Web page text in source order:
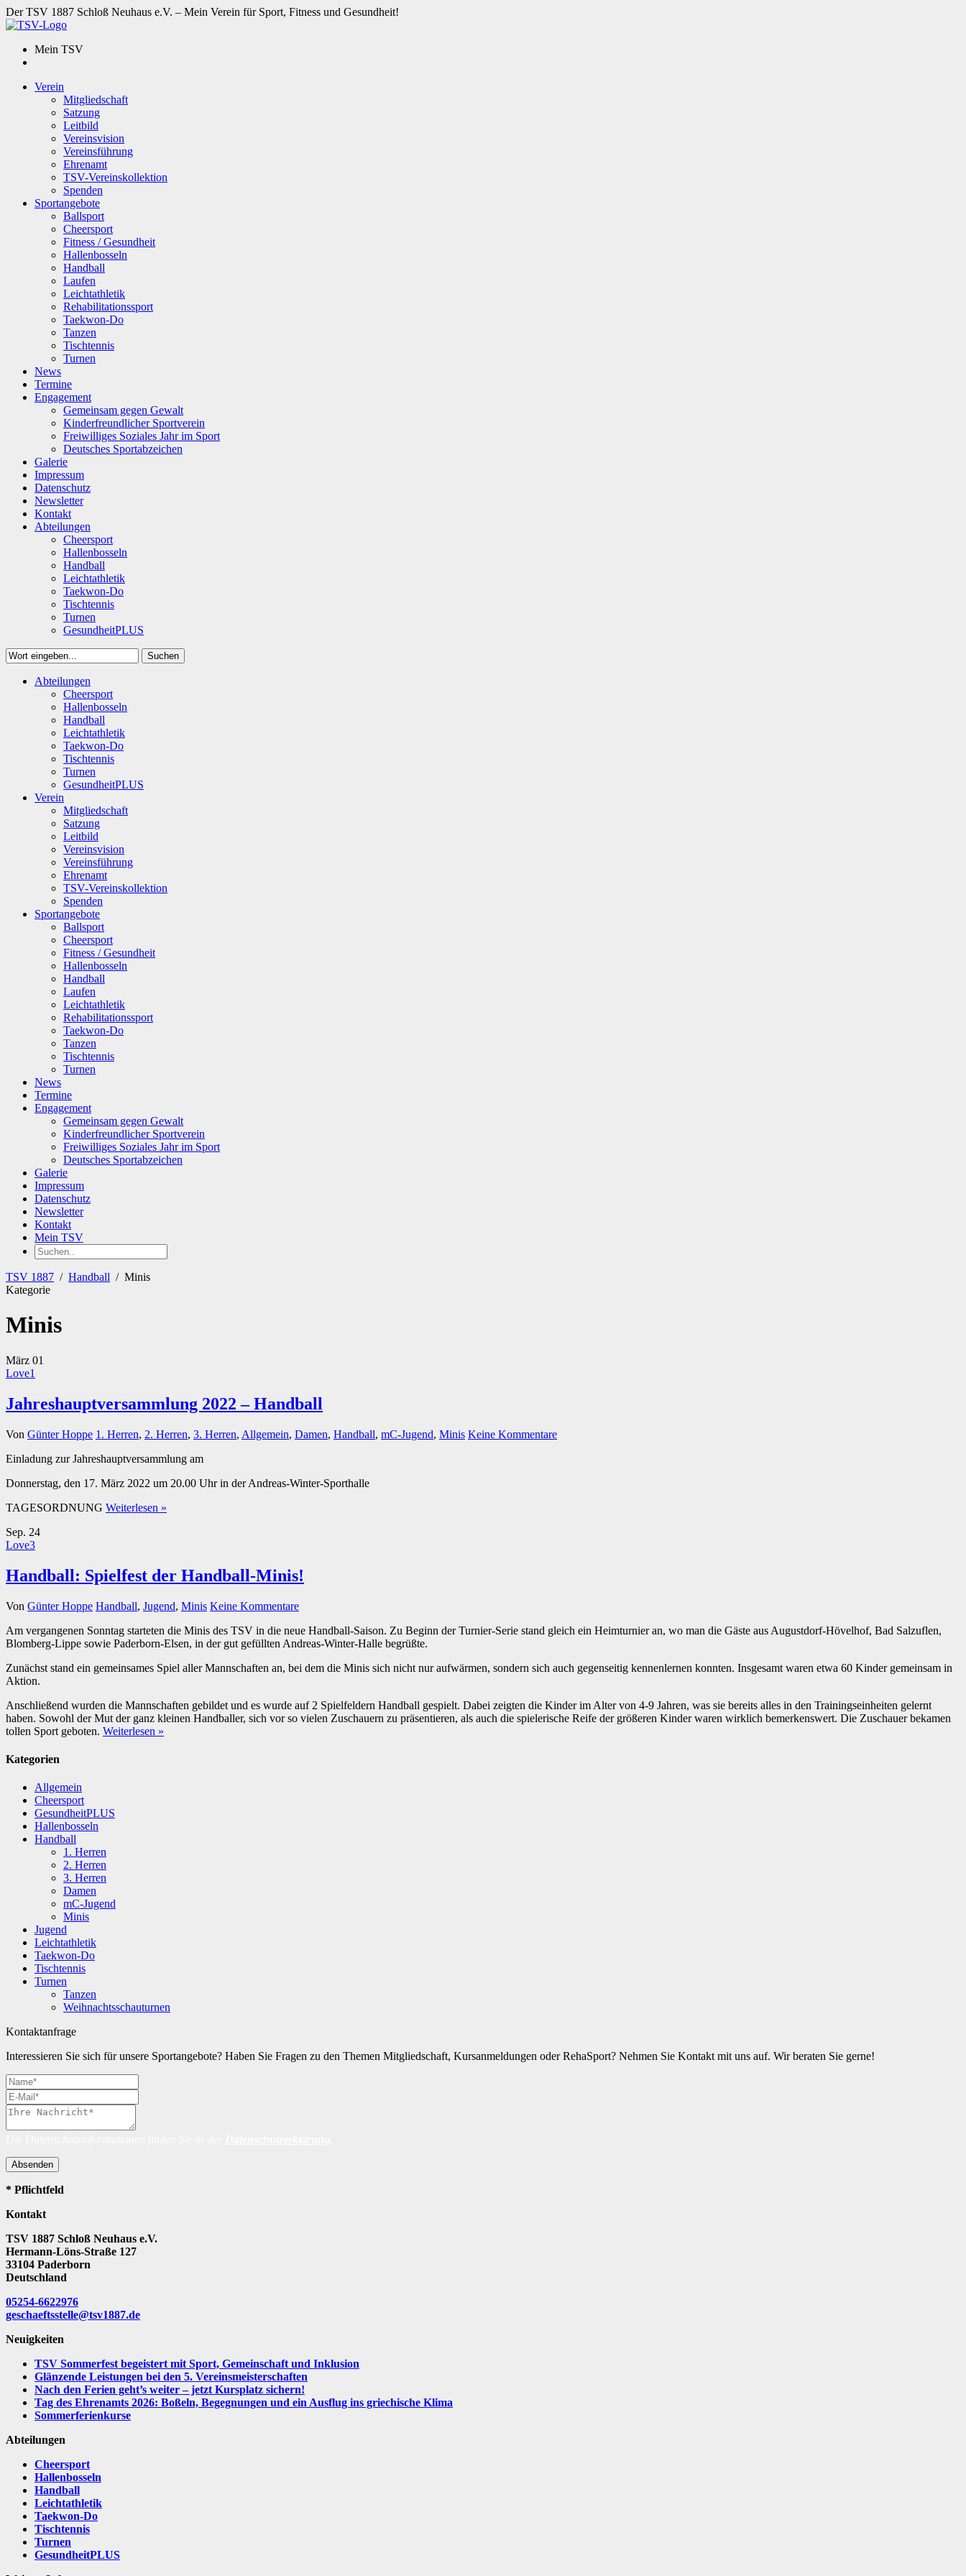
Der TSV 1887 Schloß Neuhaus e.V. – Mein Verein für Sport, Fitness und Gesundheit!
Mein TSV
Verein
Mitgliedschaft
Satzung
Leitbild
Vereinsvision
Vereinsführung
Ehrenamt
TSV-Vereinskollektion
Spenden
Sportangebote
Ballsport
Cheersport
Fitness / Gesundheit
Hallenbosseln
Handball
Laufen
Leichtathletik
Rehabilitationssport
Taekwon-Do
Tanzen
Tischtennis
Turnen
News
Termine
Engagement
Gemeinsam gegen Gewalt
Kinderfreundlicher Sportverein
Freiwilliges Soziales Jahr im Sport
Deutsches Sportabzeichen
Galerie
Impressum
Datenschutz
Newsletter
Kontakt
Abteilungen
Cheersport
Hallenbosseln
Handball
Leichtathletik
Taekwon-Do
Tischtennis
Turnen
GesundheitPLUS
Suchen
SuchenAbteilungen
Cheersport
Hallenbosseln
Handball
Leichtathletik
Taekwon-Do
Tischtennis
Turnen
GesundheitPLUS
Verein
Mitgliedschaft
Satzung
Leitbild
Vereinsvision
Vereinsführung
Ehrenamt
TSV-Vereinskollektion
Spenden
Sportangebote
Ballsport
Cheersport
Fitness / Gesundheit
Hallenbosseln
Handball
Laufen
Leichtathletik
Rehabilitationssport
Taekwon-Do
Tanzen
Tischtennis
Turnen
News
Termine
Engagement
Gemeinsam gegen Gewalt
Kinderfreundlicher Sportverein
Freiwilliges Soziales Jahr im Sport
Deutsches Sportabzeichen
Galerie
Impressum
Datenschutz
Newsletter
Kontakt
Mein TSV
TSV 1887 / Handball / Minis
Kategorie
Minis
März 01
Love1
Jahreshauptversammlung 2022 – Handball
Von Günter Hoppe 1. Herren, 2. Herren, 3. Herren, Allgemein, Damen, Handball, mC-Jugend, Minis Keine Kommentare
Einladung zur Jahreshauptversammlung am
Donnerstag, den 17. März 2022 um 20.00 Uhr in der Andreas-Winter-Sporthalle
TAGESORDNUNG Weiterlesen »
Sep. 24
Love3
Handball: Spielfest der Handball-Minis!
Von Günter Hoppe Handball, Jugend, Minis Keine Kommentare
Am vergangenen Sonntag starteten die Minis des TSV in die neue Handball-Saison. Zu Beginn der Turnier-Serie stand gleich ein Heimturnier an, wo man die Gäste aus Augustdorf-Hövelhof, Bad Salzuflen,
Blomberg-Lippe sowie Paderborn-Elsen, in der gut gefüllten Andreas-Winter-Halle begrüßte.
Zunächst stand ein gemeinsames Spiel aller Mannschaften an, bei dem die Minis sich nicht nur aufwärmen, sondern sich auch gegenseitig kennenlernen konnten. Insgesamt waren etwa 60 Kinder gemeinsam in
Aktion.
Anschließend wurden die Mannschaften gebildet und es wurde auf 2 Spielfeldern Handball gespielt. Dabei zeigten die Kinder im Alter von 4-9 Jahren, was sie bereits alles in den Trainingseinheiten gelernt
haben. Sowohl der Mut der ganz kleinen Handballer, sich vor so vielen Zuschauern zu präsentieren, als auch die spielerische Reife der größeren Kinder waren wirklich bemerkenswert. Die Zuschauer bekamen
tollen Sport geboten. Weiterlesen »
Kategorien
Allgemein
Cheersport
GesundheitPLUS
Hallenbosseln
Handball
1. Herren
2. Herren
3. Herren
Damen
mC-Jugend
Minis
Jugend
Leichtathletik
Taekwon-Do
Tischtennis
Turnen
Tanzen
Weihnachtsschauturnen
Kontaktanfrage
Interessieren Sie sich für unsere Sportangebote? Haben Sie Fragen zu den Themen Mitgliedschaft, Kursanmeldungen oder RehaSport? Nehmen Sie Kontakt mit uns auf. Wir beraten Sie gerne!
Absenden
* Pflichtfeld
Kontakt
TSV 1887 Schloß Neuhaus e.V.
Hermann-Löns-Straße 127
33104 Paderborn
Deutschland
05254-6622976
geschaeftsstelle@tsv1887.de
Neuigkeiten
TSV Sommerfest begeistert mit Sport, Gemeinschaft und Inklusion
Glänzende Leistungen bei den 5. Vereinsmeisterschaften
Nach den Ferien geht’s weiter – jetzt Kursplatz sichern!
Tag des Ehrenamts 2026: Boßeln, Begegnungen und ein Ausflug ins griechische Klima
Sommerferienkurse
Abteilungen
Cheersport
Hallenbosseln
Handball
Leichtathletik
Taekwon-Do
Tischtennis
Turnen
GesundheitPLUS